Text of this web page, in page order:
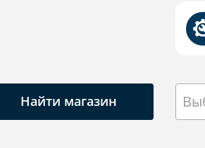
Найти магазин